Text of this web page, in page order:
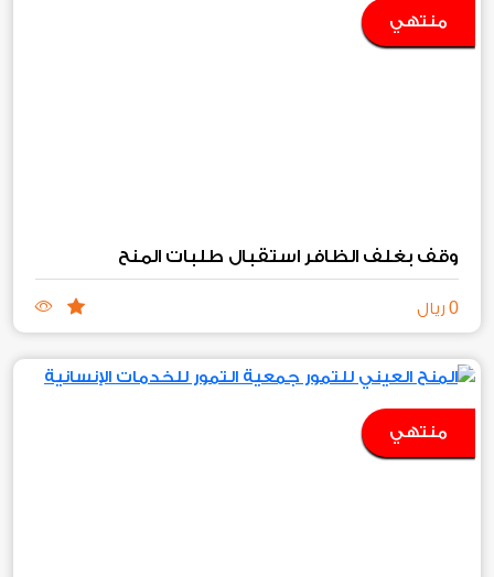
منتهي
وقف بغلف الظافر استقبال طلبات المنح
0 ريال
منتهي